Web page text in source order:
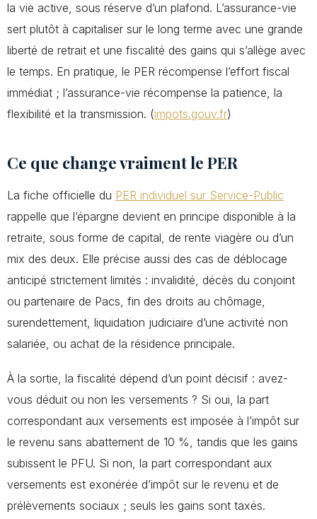
la vie active, sous réserve d’un plafond. L’assurance-vie
sert plutôt à capitaliser sur le long terme avec une grande
liberté de retrait et une fiscalité des gains qui s’allège avec
le temps. En pratique, le PER récompense l’effort fiscal
immédiat ; l’assurance-vie récompense la patience, la
flexibilité et la transmission. (impots.gouv.fr)
Ce que change vraiment le PER
La fiche officielle du PER individuel sur Service-Public
rappelle que l’épargne devient en principe disponible à la
retraite, sous forme de capital, de rente viagère ou d’un
mix des deux. Elle précise aussi des cas de déblocage
anticipé strictement limités : invalidité, décès du conjoint
ou partenaire de Pacs, fin des droits au chômage,
surendettement, liquidation judiciaire d’une activité non
salariée, ou achat de la résidence principale.
À la sortie, la fiscalité dépend d’un point décisif : avez-
vous déduit ou non les versements ? Si oui, la part
correspondant aux versements est imposée à l’impôt sur
le revenu sans abattement de 10 %, tandis que les gains
subissent le PFU. Si non, la part correspondant aux
versements est exonérée d’impôt sur le revenu et de
prélèvements sociaux ; seuls les gains sont taxés.